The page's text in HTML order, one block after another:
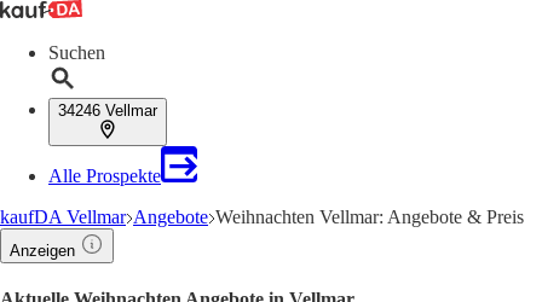
Suchen
34246 Vellmar
Alle Prospekte
kaufDA Vellmar Angebote Weihnachten Vellmar: Angebote & Preis
Anzeigen